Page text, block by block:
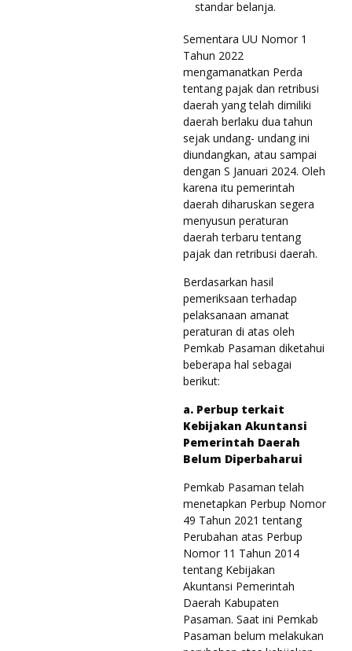
standar belanja.
Sementara UU Nomor 1
Tahun 2022
mengamanatkan Perda
tentang pajak dan retribusi
daerah yang telah dimiliki
daerah berlaku dua tahun
sejak undang- undang ini
diundangkan, atau sampai
dengan S Januari 2024. Oleh
karena itu pemerintah
daerah diharuskan segera
menyusun peraturan
daerah terbaru tentang
pajak dan retribusi daerah.
Berdasarkan hasil
pemeriksaan terhadap
pelaksanaan amanat
peraturan di atas oleh
Pemkab Pasaman diketahui
beberapa hal sebagai
berikut:
a. Perbup terkait
Kebijakan Akuntansi
Pemerintah Daerah
Belum Diperbaharui
Pemkab Pasaman telah
menetapkan Perbup Nomor
49 Tahun 2021 tentang
Perubahan atas Perbup
Nomor 11 Tahun 2014
tentang Kebijakan
Akuntansi Pemerintah
Daerah Kabupaten
Pasaman. Saat ini Pemkab
Pasaman belum melakukan